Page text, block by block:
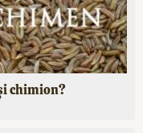
chimion?